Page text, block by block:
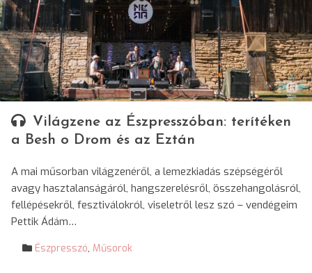
Világzene az Észpresszóban: terítéken
a Besh o Drom és az Eztán
A mai műsorban világzenéről, a lemezkiadás szépségéről
avagy hasztalanságáról, hangszerelésről, összehangolásról,
fellépésekről, fesztiválokról, viseletről lesz szó – vendégeim
Pettik Ádám…
Észpresszó, Műsorok